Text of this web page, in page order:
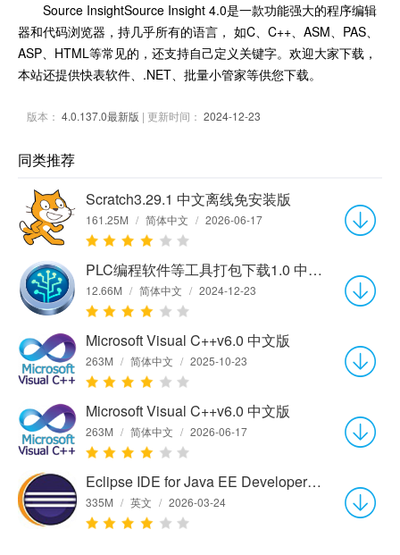
Source InsightSource Insight 4.0是一款功能强大的程序编辑
器和代码浏览器，持几乎所有的语言， 如C、C++、ASM、PAS、
ASP、HTML等常见的，还支持自己定义关键字。欢迎大家下载，
本站还提供快表软件、.NET、批量小管家等供您下载。
版本： 4.0.137.0最新版 | 更新时间： 2024-12-23
同类推荐
Scratch3.29.1 中文离线免安装版
161.25M / 简体中文 / 2026-06-17
PLC编程软件等工具打包下载1.0 中文版
12.66M / 简体中文 / 2024-12-23
Microsoft Visual C++v6.0 中文版
263M / 简体中文 / 2025-10-23
Microsoft Visual C++v6.0 中文版
263M / 简体中文 / 2026-06-17
Eclipse IDE for Java EE Developers (64-bit)4.8 官方版
335M / 英文 / 2026-03-24